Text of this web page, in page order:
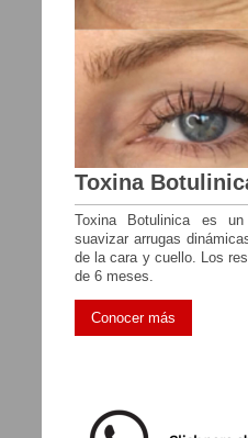
Toxina
Toxina Botulinica es
suavizar arrugas
de la cara y cuello. Los
de 6 meses.
Conocer más